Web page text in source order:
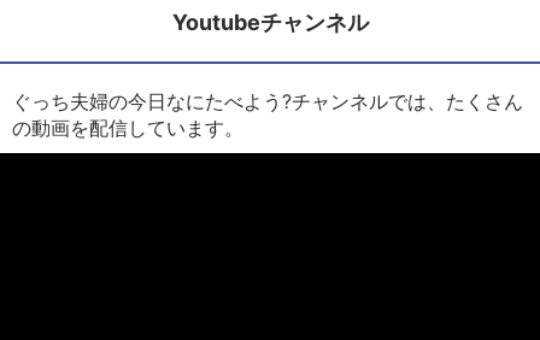
Youtubeチャンネル
ぐっち夫婦の今日なにたべよう?チャンネルでは、たくさん
の動画を配信しています。